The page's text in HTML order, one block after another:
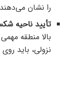
را نشان
تأیید ناحیه
بالا منطقه
نزولی، باید